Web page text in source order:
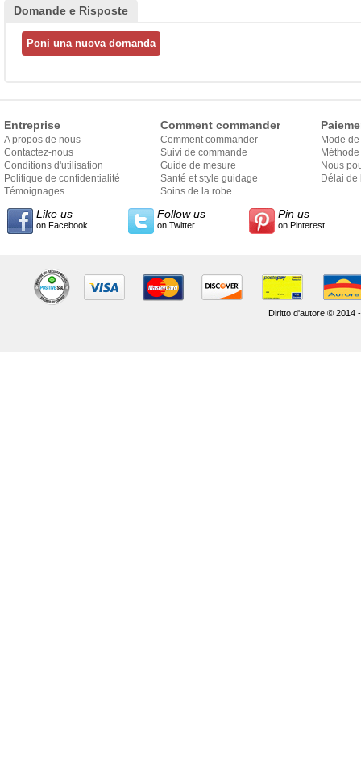
Domande e Risposte
Entreprise
A propos de nous
Contactez-nous
Conditions d'utilisation
Politique de confidentialité
Témoignages
Comment commander
Comment commander
Suivi de commande
Guide de mesure
Santé et style guidage
Soins de la robe
Mode
Nous
Délai de
Like us
on Facebook
Follow us
on Twitter
Pin us
on Pinterest
Diritto d'autore © 2014